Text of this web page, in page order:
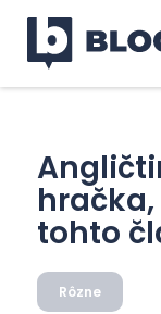
tohto
Rôzne